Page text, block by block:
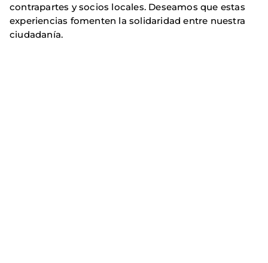
contrapartes y socios locales. Deseamos que estas
experiencias fomenten la solidaridad entre nuestra
ciudadanía.